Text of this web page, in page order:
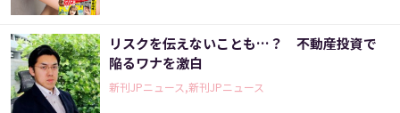
リスクを伝えないことも…？ 不動産投資で
陥るワナを激白
新刊JPニュース,新刊JPニュース